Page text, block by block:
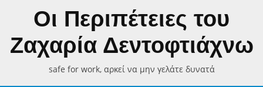
Οι Περιπέτειες του
Ζαχαρία Δεντοφτιάχνω
safe for work, αρκεί να μην γελάτε δυνατά